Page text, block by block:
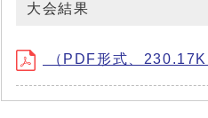
大会結果
（PDF形式、